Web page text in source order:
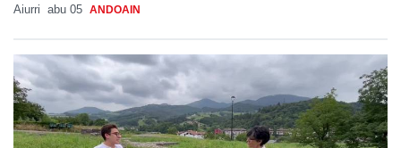
Aiurri abu 05 ANDOAIN